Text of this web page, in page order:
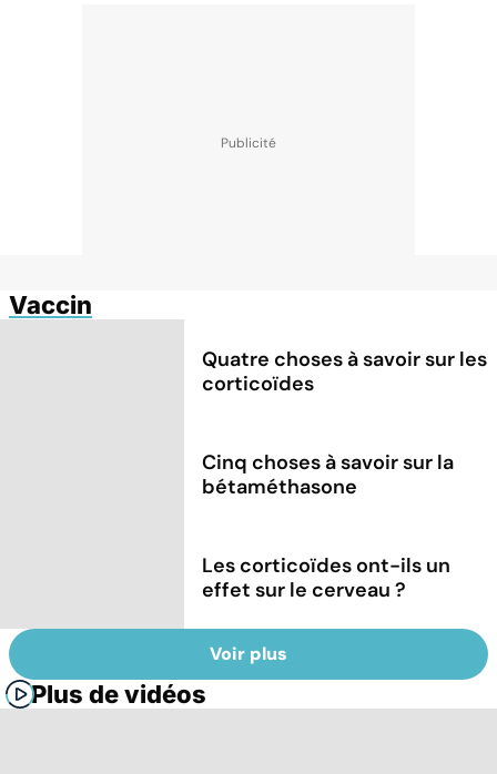
Vaccin
Quatre choses à savoir sur les
corticoïdes
Cinq choses à savoir sur la
bétaméthasone
Les corticoïdes ont-ils un
effet sur le cerveau ?
Voir plus
Plus de vidéos